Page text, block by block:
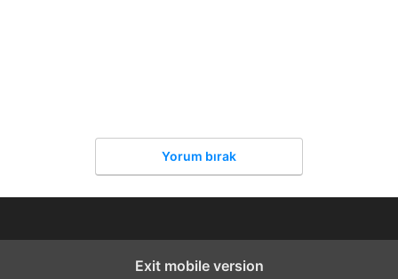
Yorum bırak
Exit mobile version